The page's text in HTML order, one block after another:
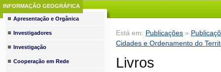
INFORMAÇÃO GEOGRÁFICA
Está em: Publicações »
Cidades e Ordenamento do
Livros
Apresentação e Orgânica
Investigadores
Investigação
Cooperação em Rede